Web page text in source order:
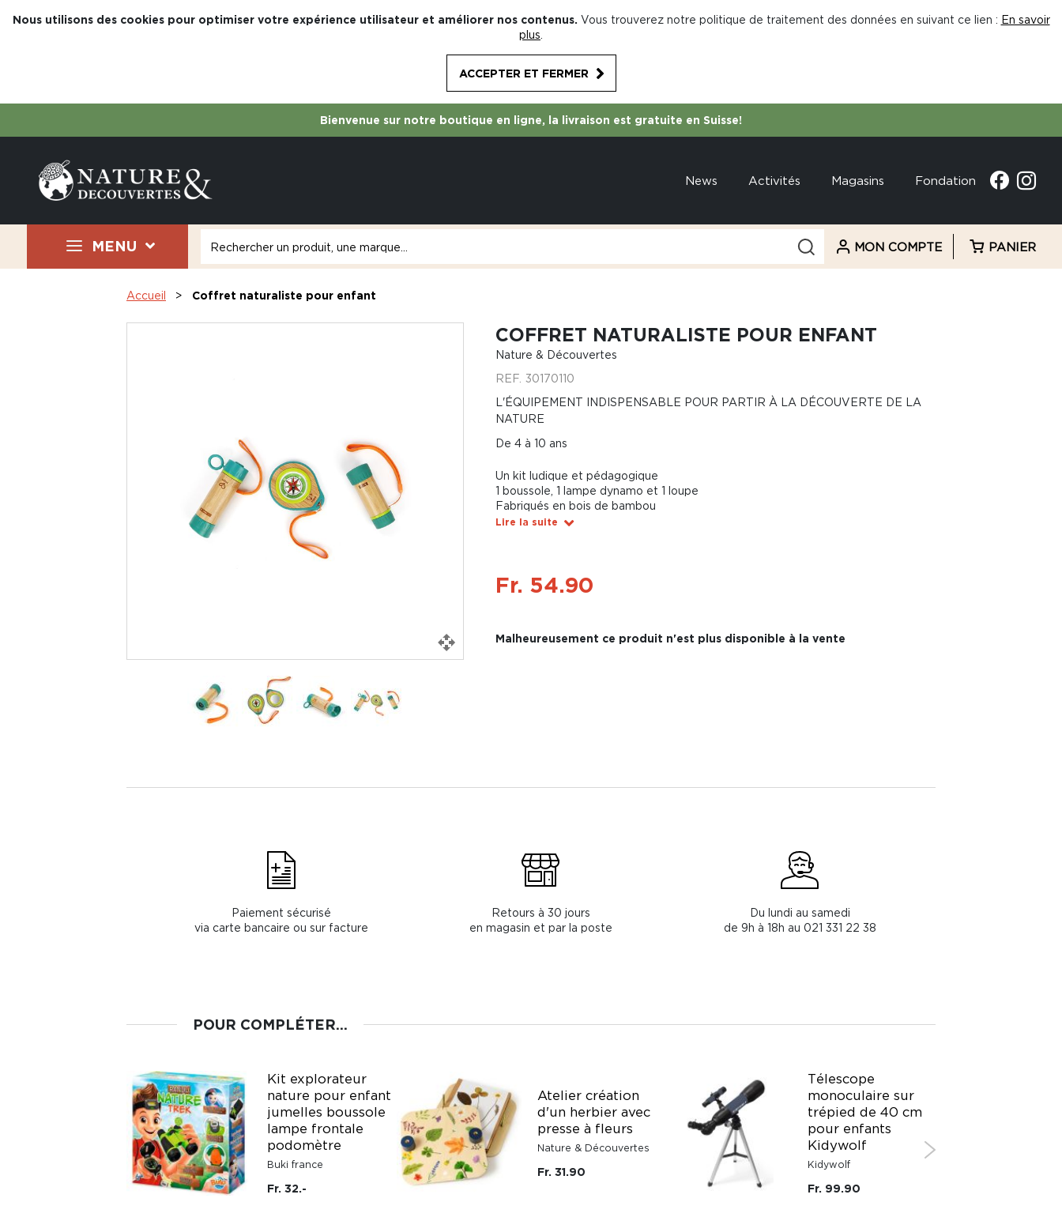
Nous utilisons des cookies pour optimiser votre expérience utilisateur et améliorer nos contenus. Vous trouverez notre politique de traitement des données en suivant ce lien : En savoir
plus
ACCEPTER ET FERMER
Bienvenue sur notre boutique en ligne, la livraison est gratuite en Suisse!
News Activités Magasins Fondation
MENU MON COMPTE PANIER
Accueil Coffret naturaliste pour enfant
COFFRET NATURALISTE POUR ENFANT
Nature & Découvertes
REF. 30170110
L'ÉQUIPEMENT INDISPENSABLE POUR PARTIR À LA DÉCOUVERTE DE LA
NATURE
De 4 à 10 ans
Un kit ludique et pédagogique
1 boussole, 1 lampe dynamo et 1 loupe
Fabriqués en bois de bambou
Lire la suite
Fr. 54.90
Malheureusement ce produit n'est plus disponible à la vente
Paiement sécurisé
via carte bancaire ou sur facture
Retours à 30 jours
en magasin et par la poste
Du lundi au samedi
de 9h à 18h au 021 331 22 38
POUR COMPLÉTER...
Kit explorateur
nature pour enfant
jumelles boussole
lampe frontale
podomètre
Buki france
Fr. 32.-
Atelier création
d'un herbier avec
presse à fleurs
Nature & Découvertes
Fr. 31.90
Télescope
monoculaire sur
trépied de 40 cm
pour enfants
Kidywolf
Kidywolf
Fr. 99.90